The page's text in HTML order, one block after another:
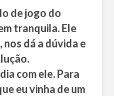
de jogo do
tranquila. Ele
dá a dúvida e
com ele. Para
eu vinha de um